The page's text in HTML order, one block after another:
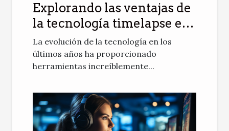
Explorando las ventajas de
la tecnología timelapse en
la supervisión de proyectos
de construcción
La evolución de la tecnología en los
últimos años ha proporcionado
herramientas increíblemente...